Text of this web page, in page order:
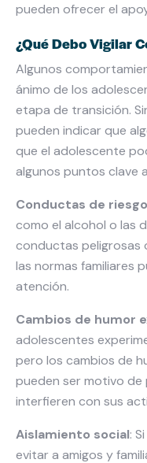
pueden ofrecer el
¿Qué Debo Vigilar
Algunos
ánimo de los
etapa de transición.
pueden indicar que
que el adolescente
algunos puntos clave
Conductas de riesgo
como el alcohol o las
conductas peligrosas
las normas familiares
atención.
Cambios de humor
adolescentes
pero los cambios de
pueden ser motivo de
interfieren con sus
Aislamiento social:
evitar a amigos y